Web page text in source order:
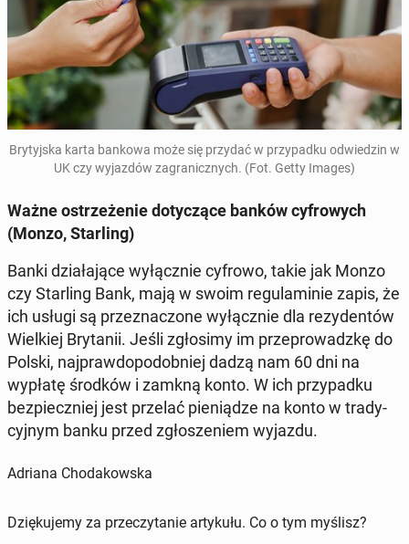
Bry­tyj­ska karta bankowa może się przydać w przy­pad­ku od­wie­dzin w
UK czy wy­jaz­dów za­gra­nicz­nych. (Fot. Getty Images)
Ważne ostrze­że­nie do­ty­czą­ce banków cy­fro­wych
(Monzo, Star­ling)
Banki dzia­ła­ją­ce wy­łącz­nie cyfrowo, takie jak Monzo
czy Star­ling Bank, mają w swoim re­gu­la­mi­nie zapis, że
ich usługi są prze­zna­czo­ne wy­łącz­nie dla re­zy­den­tów
Wiel­kiej Bry­ta­nii. Jeśli zgło­si­my im prze­pro­wadz­kę do
Polski, naj­praw­do­po­dob­niej dadzą nam 60 dni na
wypłatę środków i zamkną konto. W ich przy­pad­ku
bez­piecz­niej jest przelać pie­nią­dze na konto w tra­dy­
cyj­nym banku przed zgło­sze­niem wyjazdu.
Adriana Chodakowska
Dziękujemy za przeczytanie artykułu. Co o tym myślisz?